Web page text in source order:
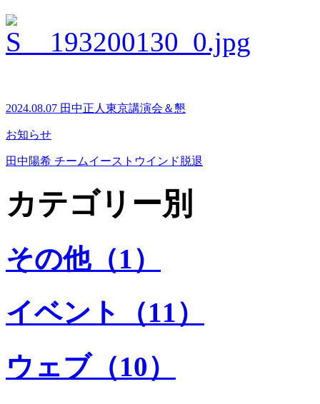
2024.08.07 田中正人東京講演会＆懇
お知らせ
田中陽希 チームイーストウインド脱退
カテゴリー別
その他（1）
イベント（11）
ウェブ（10）